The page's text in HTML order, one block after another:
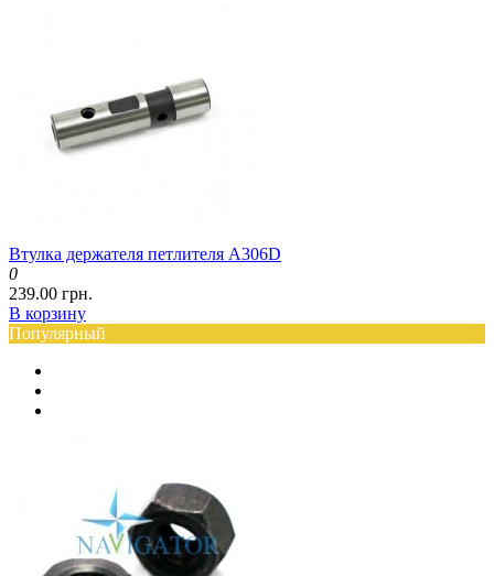
Втулка держателя петлителя A306D
0
239.00 грн.
В корзину
Популярный